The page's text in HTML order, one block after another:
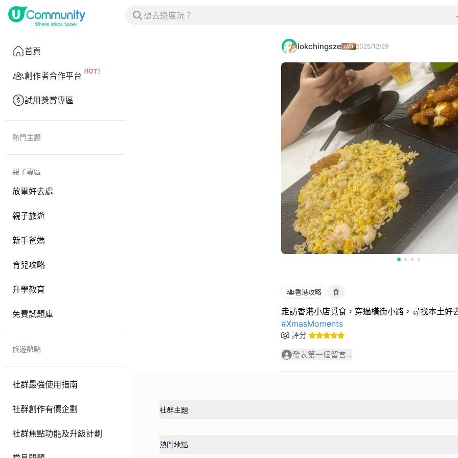
首頁
創作者合作平台
試用獎賞專區
熱門主題
親子專區
放電好去處
親子旅遊
新手爸媽
育兒攻略
升學教育
免費試題庫
旅遊熱點
社群最強使用指南
社群創作有價企劃
社群焦點功能及升級計劃
lokchingsze 2025/12/29
香港攻略 食
#XmasMoments
評分
發表第一個留言...
社群主題
熱門地點